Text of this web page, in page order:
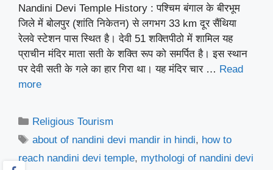
Nandini Devi Temple History : पश्चिम बंगाल के बीरभूम
जिले में बोलपुर (शांति निकेतन) से लगभग 33 km दूर सैंथिया
रेलवे स्टेशन पास स्थित है। देवी 51 शक्तिपीठो में शामिल यह
प्राचीन मंदिर माता सती के शक्ति रूप को समर्पित है। इस स्थान
पर देवी सती के गले का हार गिरा था। यह मंदिर चार … Read
more
Categories
Religious Tourism
Tags
about of nandini devi mandir in hindi, how to
reach nandini devi temple, mythologi of nandini devi